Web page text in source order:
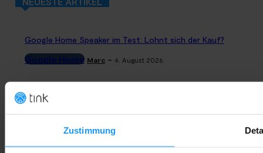
Zustimmung
Google Home Speaker im Test: Lohnt sich der Kauf?
Google Home Marc - 4. August 2026
Rauchmelder Test 2026: Die besten smarten Modelle für Dein
Bestenlisten Marc - 3. August 2026